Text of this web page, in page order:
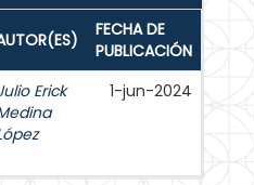
FECHA DE
PUBLICACIÓN
Erick
1-jun-2024